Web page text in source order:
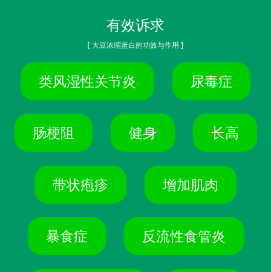
有效诉求
[ 大豆浓缩蛋白的功效与作用 ]
类风湿性关节炎 尿毒症
肠梗阻 健身 长高
带状疱疹 增加肌肉
暴食症 反流性食管炎